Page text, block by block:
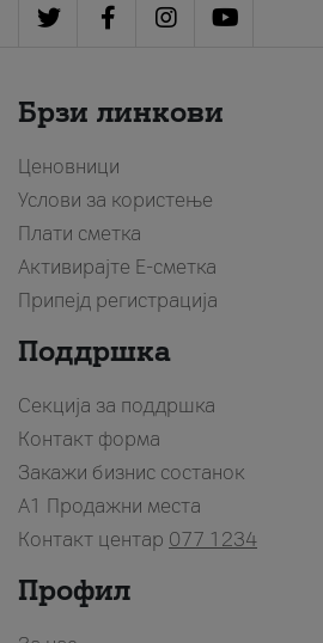
Брзи линкови
Ценовници
Услови за користење
Плати сметка
Активирајте Е-сметка
Припејд регистрација
Поддршка
Секција за поддршка
Контакт форма
Закажи бизнис состанок
A1 Продажни места
Контакт центар 077 1234
Профил